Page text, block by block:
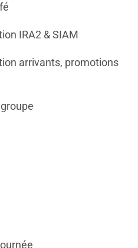
IRA2 & SIAM
arrivants, promotions